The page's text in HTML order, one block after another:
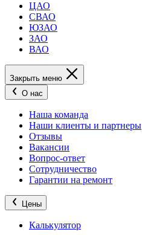
ЦАО
СВАО
ЮЗАО
ЗАО
ВАО
Закрыть меню
О нас
Наша команда
Наши клиенты и партнеры
Отзывы
Вакансии
Вопрос-ответ
Сотрудничество
Гарантии на ремонт
Цены
Калькулятор